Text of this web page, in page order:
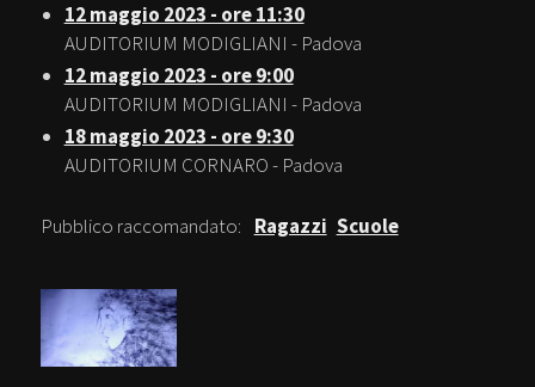
12 maggio 2023 - ore 11:30
AUDITORIUM MODIGLIANI - Padova
12 maggio 2023 - ore 9:00
AUDITORIUM MODIGLIANI - Padova
18 maggio 2023 - ore 9:30
AUDITORIUM CORNARO - Padova
Pubblico raccomandato: Ragazzi Scuole